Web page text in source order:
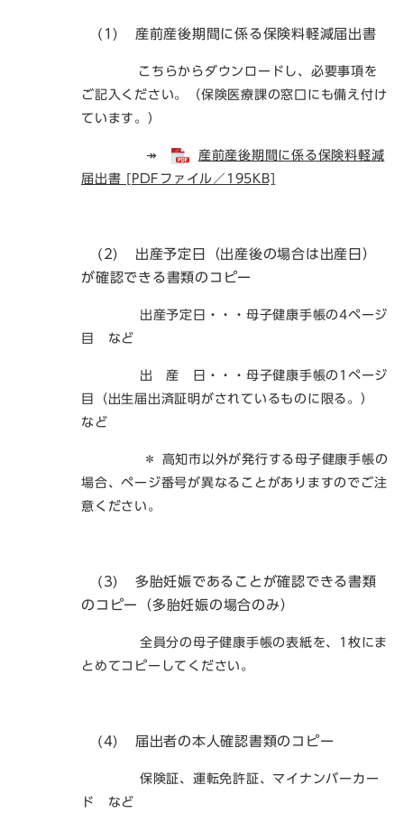
(1) 産前産後期間に係る保険料軽減届出書 ​
こちらからダウンロードし、必要事項を
ご記入ください。（保険医療課の窓口にも備え付け
ています。）
↠
産前産後期間に係る保険料軽減
届出書 [PDFファイル／195KB]
(2)
出産予定日（出産後の場合は出産日）
が確認できる書類のコピー
出産予定日・・・母子健康手帳の4ページ
目 など
出 産 日・・・母子健康手帳の1ページ
目（出生届出済証明がされているものに限る。）
など​
＊ 高知市以外が発行する母子健康手帳の
場合、ページ番号が異なることがありますのでご注
意ください。​
(3)
多胎妊娠であることが確認できる書類
のコピー
（多胎妊娠の場合のみ）​
全員分の母子健康手帳の表紙を、1枚にま
とめてコピーしてください。
(4) ​​届出者の本人確認書類のコピー
保険証、運転免許証、マイナンバーカー
ド など​